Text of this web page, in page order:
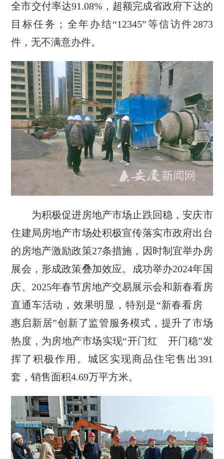
全市交付率达91.08%，超额完成省政府下达的
目标任务；全年办结“12345”等信访件2873
件，无不满意办件。
为积极促进房地产市场止跌回稳，安庆市
住建局房地产市场处积极宣传落实市政府出台
的房地产激励政策27条措施，因时制宜举办房
展会，形成政策叠加效应。成功举办2024年国
庆、2025年春节房地产交易展示会和新春看房
直通车活动，效果明显，特别是“新春看房
惠启新居”创新了监管服务模式，提升了市场
热度，为房地产市场实现“开门红 开门稳”发
挥了积极作用。城区实现商品住宅售出391
套，销售面积4.69万平方米。